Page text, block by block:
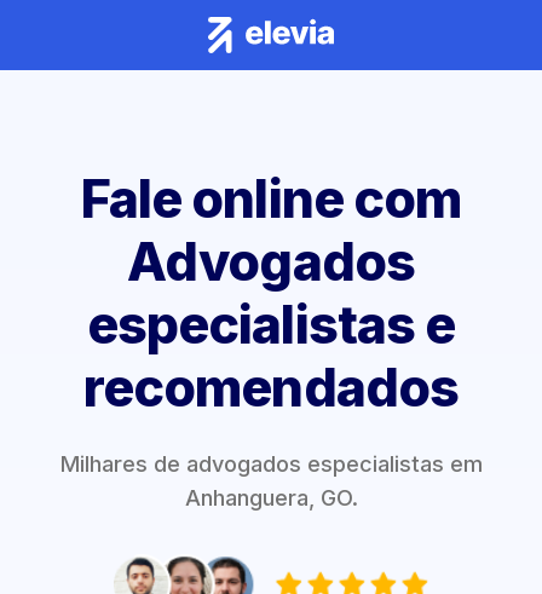
Fale online com
Advogados
especialistas e
recomendados
Milhares de advogados especialistas em
Anhanguera, GO.